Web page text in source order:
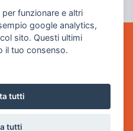
funzionare e altri
google analytics,
sito. Questi ultimi
il tuo consenso.
tutti
tutti